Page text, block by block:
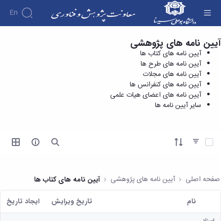
En
درباره
معاونت
درباره
معرفی
معاون
اهداف
و
قبلی
امور
پژوهشی
رئیس
کتابخانه
پژوهش
پژوهش
هفته
پژوهش
و
ها
های
تحقیقاتی
فناوری و
کارآفرینی
مدیریت
کارگروه‌ها
مدیریت‌ها
امور
پژوهشی
و
مرکز
اسناد
دفتر
کاربرگ
فرم
ها
آیین
های
آیین نامه های کنفرانس ها - معاونت پژوهش و
فناوری
آیین نامه های پژوهشی
آیین نامه های کتاب ها
آیین نامه های طرح ها
آیین نامه های مجلات
آیین نامه های کنفرانس ها
آیین نامه های اعضای هیات علمی
سایر آیین نامه ها
آیتم ها را انتخاب کنید
صفحه اصلی آیین نامه های پژوهشی آیین نامه های کتاب ها
کاربر انتخاب شده
نام تاریخ ویرایش ايجاد تاريخ